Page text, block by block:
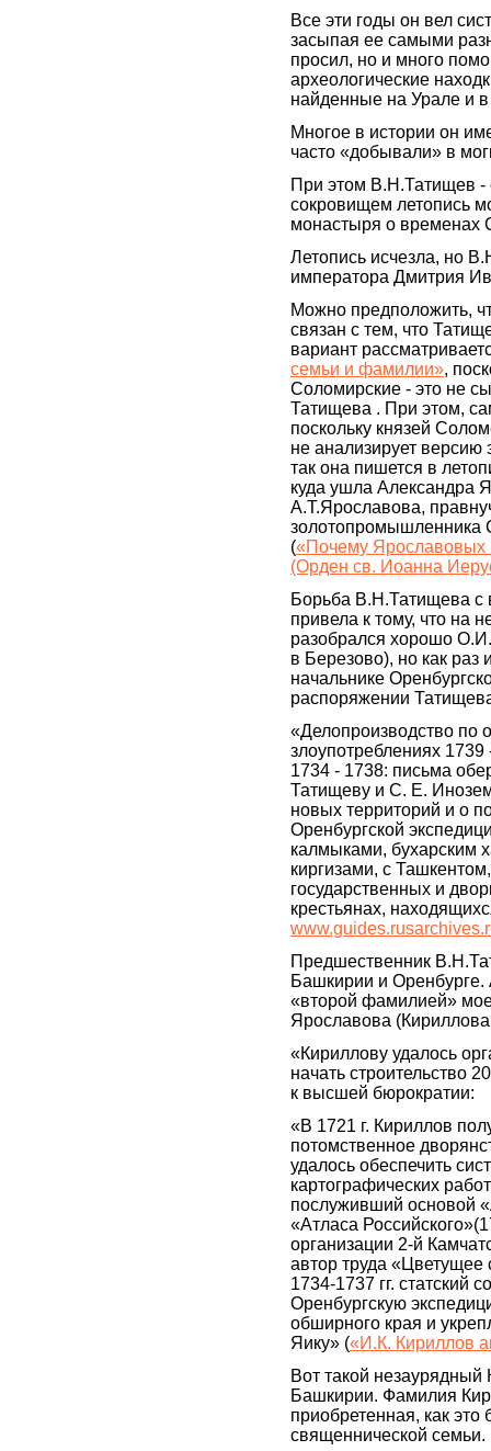
Все эти годы он вел
засыпая ее самыми
просил, но и много
археологические
найденные на Урале и
Многое в истории он
часто «добывали» в
При этом В.Н.Татищев -
сокровищем летопись
монастыря о временах
Летопись исчезла, но
императора Дмитрия
Можно предположить,
связан с тем, что
вариант
семьи и фамилии»,
Соломирские - это не
Татищева . При этом,
поскольку князей
не анализирует
так она пишется в
куда ушла Александра
А.Т.Ярославова,
золотопромышленника
(«Почему Ярославовых
(Орден св. Иоанна
Борьба В.Н.Татищева с
привела к тому, что на
разобрался хорошо
в Березово), но как раз
начальнике
распоряжении
«Делопроизводство по
злоупотреблениях
1734 - 1738: письма
Татищеву и С. Е.
новых территорий и о
Оренбургской
калмыками, бухарским
киргизами, с
государственных и
крестьянах,
Предшественник
Башкирии и Оренбурге.
«второй фамилией»
Ярославова
«Кириллову удалось
начать строительство
к высшей бюрократии:
«В 1721 г. Кириллов
потомственное
удалось обеспечить
картографических
послуживший основой
«Атласа
организации 2-й
автор труда «Цветущее
1734-1737 гг. статский
Оренбургскую
обширного края и
Яику» («И.К. Кириллов
Вот такой незаурядный
Башкирии. Фамилия
приобретенная, как
священнической семьи.